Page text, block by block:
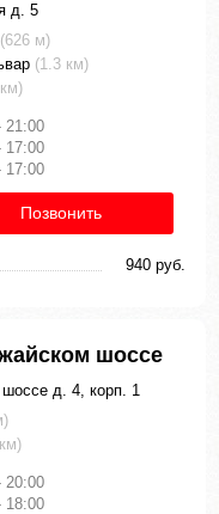
д. 5
(626 м)
(1.3 км)
21:00
17:00
17:00
Позвонить
940 руб.
шоссе
д. 4, корп. 1
20:00
18:00